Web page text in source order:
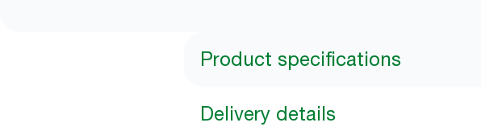
Product specifications
Delivery details